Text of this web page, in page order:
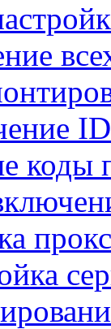
коды